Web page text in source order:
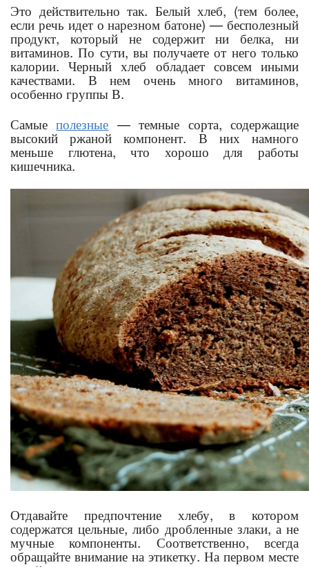
Это действительно так. Белый хлеб, (тем более,
если речь идет о нарезном батоне) — бесполезный
продукт, который не содержит ни белка, ни
витаминов. По сути, вы получаете от него только
калории. Черный хлеб обладает совсем иными
качествами. В нем очень много витаминов,
особенно группы В.
Самыеполезные — темные сорта, содержащие
высокий ржаной компонент. В них намного
меньше глютена, что хорошо для работы
кишечника.
Отдавайте предпочтение хлебу, в котором
содержатся цельные, либо дробленные злаки, а не
мучные компоненты. Соответственно, всегда
обращайте внимание на этикетку. На первом месте